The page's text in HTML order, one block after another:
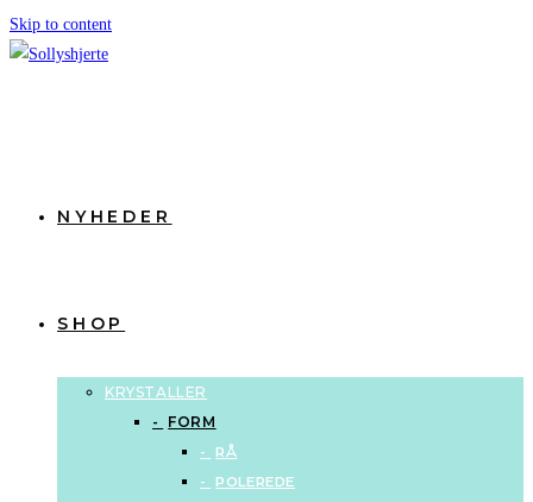
Skip to content
NYHEDER
SHOP
KRYSTALLER
FORM
RÅ
POLEREDE